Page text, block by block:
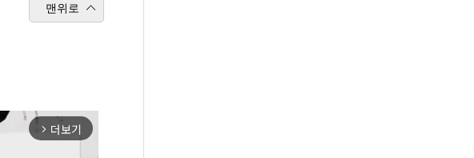
맨위로
arrow_forward_ios 더보기